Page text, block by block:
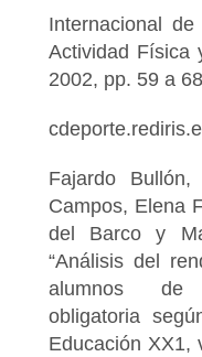
Internacional
Actividad Física
2002, pp. 59 a
Fajardo
Campos, Elena
del Barco y
“Análisis del
alumnos de
obligatoria
Educación XX1,